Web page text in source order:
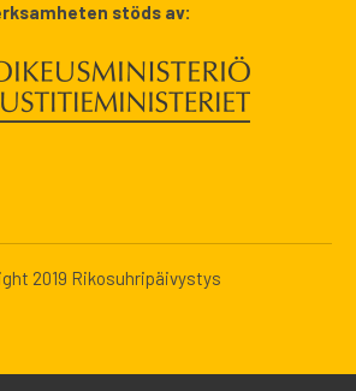
stöds av:
2019 Rikosuhripäivystys